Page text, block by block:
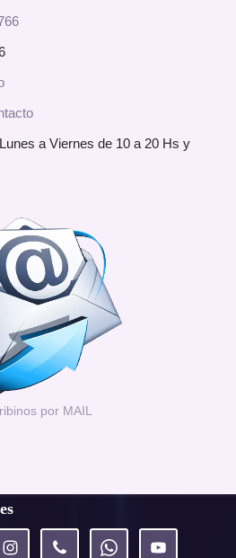
a Viernes de 10 a 20 Hs y
por MAIL